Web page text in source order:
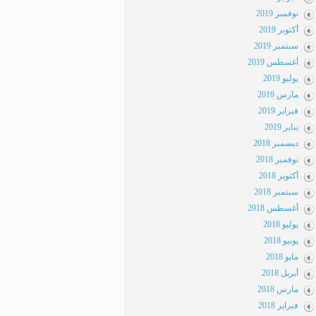
نوفمبر 2019
أكتوبر 2019
سبتمبر 2019
أغسطس 2019
يوليو 2019
مارس 2019
فبراير 2019
يناير 2019
ديسمبر 2018
نوفمبر 2018
أكتوبر 2018
سبتمبر 2018
أغسطس 2018
يوليو 2018
يونيو 2018
مايو 2018
أبريل 2018
مارس 2018
فبراير 2018